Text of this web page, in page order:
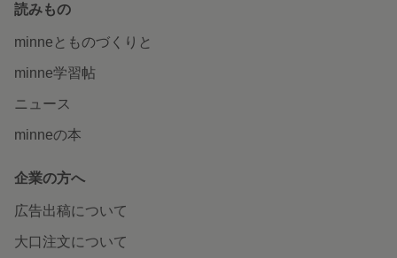
読みもの
minneとものづくりと
minne学習帖
ニュース
minneの本
企業の方へ
広告出稿について
大口注文について